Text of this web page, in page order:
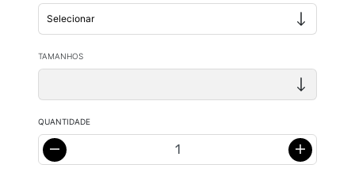
TAMANHOS
QUANTIDADE